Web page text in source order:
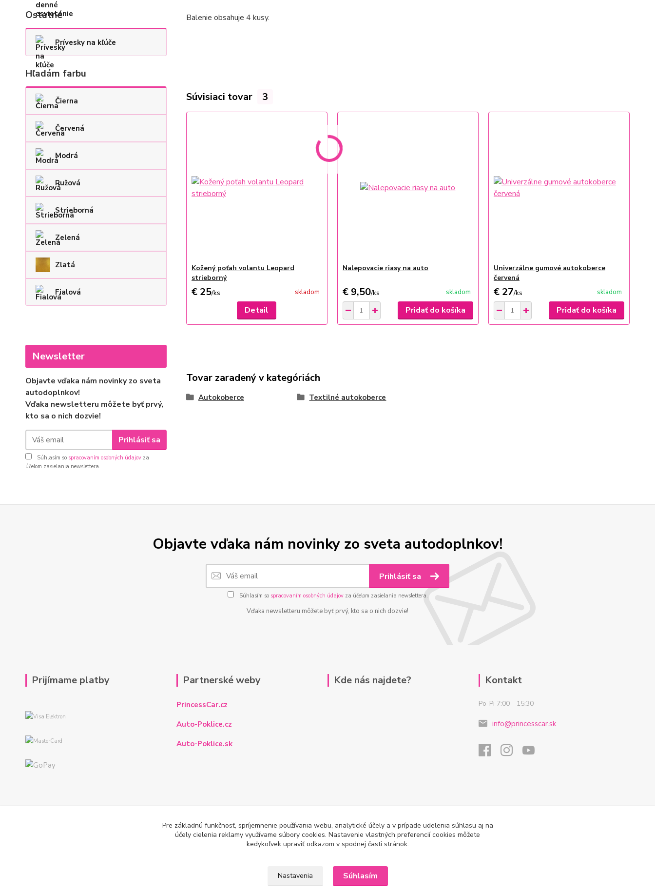
Ostatné
Prívesky na kľúče
Hľadám farbu
Čierna
Červená
Modrá
Ružová
Strieborná
Zelená
Zlatá
Fialová
Newsletter
Objavte vďaka nám novinky zo sveta
autodoplnkov!
Vďaka newsletteru môžete byť prvý,
kto sa o nich dozvie!
Prihlásiť sa
Súhlasím so spracovaním osobných údajov za
účelom zasielania newslettera.
Balenie obsahuje 4 kusy.
Súvisiaci tovar 3
Kožený poťah volantu Leopard
strieborný
€ 25/ks skladom
Detail
Nalepovacie riasy na auto
€ 9,50/ks skladom
Pridať do košíka
Univerzálne gumové autokoberce
červená
€ 27/ks skladom
Pridať do košíka
Tovar zaradený v kategóriách
Autokoberce Textilné autokoberce
Objavte vďaka nám novinky zo sveta autodoplnkov!
Prihlásiť sa
Súhlasím so spracovaním osobných údajovza účelom zasielania newslettera.
Vďaka newsletteru môžete byť prvý, kto sa o nich dozvie!
Prijímame platby Partnerské weby
PrincessCar.cz
Auto-Poklice.cz
Auto-Poklice.sk
Kde nás najdete? Kontakt
Po-Pi 7:00 - 15:30
info@princesscar.sk
Pre základnú funkčnosť, spríjemnenie používania webu, analytické účely a v prípade udelenia súhlasu aj na
účely cielenia reklamy využívame súbory cookies. Nastavenie vlastných preferencií cookies môžete
kedykoľvek upraviť odkazom v spodnej časti stránok.
Nastavenia Súhlasím